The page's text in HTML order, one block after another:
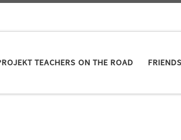
TEACHERS ON THE ROAD FRIENDS